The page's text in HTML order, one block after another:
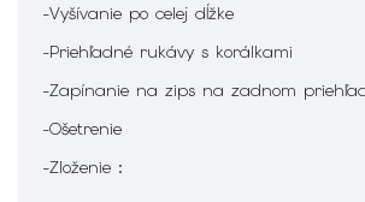
-Vyšívanie po celej dĺžke
-Priehľadné rukávy s korálkami
-Zapínanie na zips na zadnom
-Ošetrenie
-Zloženie :